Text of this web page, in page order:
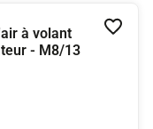
à volant
- M8/13